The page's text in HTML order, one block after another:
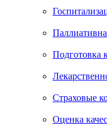
Подготовка
Страховые
Оценка